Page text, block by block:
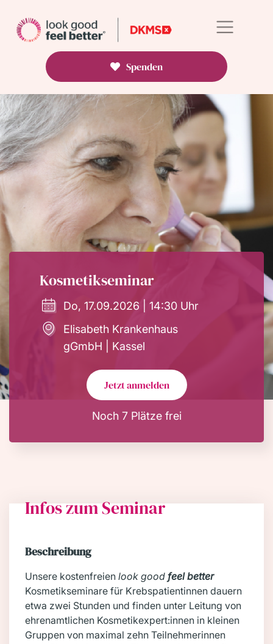
Spenden
Kosmetikseminar
Do, 17.09.2026 | 14:30 Uhr
Elisabeth Krankenhaus
gGmbH | Kassel
Jetzt anmelden
Noch 7 Plätze frei
Infos zum Seminar
Beschreibung
Unsere kostenfreien look good feel better
Kosmetikseminare für Krebspatientinnen dauern
etwa zwei Stunden und finden unter Leitung von
ehrenamtlichen Kosmetikexpert:innen in kleinen
Gruppen von maximal zehn Teilnehmerinnen